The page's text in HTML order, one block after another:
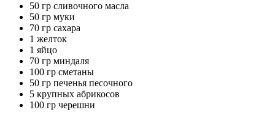
50 гр сливочного масла
50 гр муки
70 гр сахара
1 желток
1 яйцо
70 гр миндаля
100 гр сметаны
50 гр печенья песочного
5 крупных абрикосов
100 гр черешни